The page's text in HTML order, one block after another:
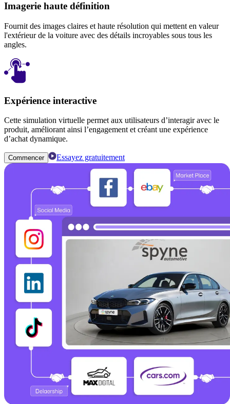
Imagerie haute définition
Fournit des images claires et haute résolution qui mettent en valeur
l'extérieur de la voiture avec des détails incroyables sous tous les
angles.
Expérience interactive
Cette simulation virtuelle permet aux utilisateurs d’interagir avec le
produit, améliorant ainsi l’engagement et créant une expérience
d’achat dynamique.
Commencer Essayez gratuitement